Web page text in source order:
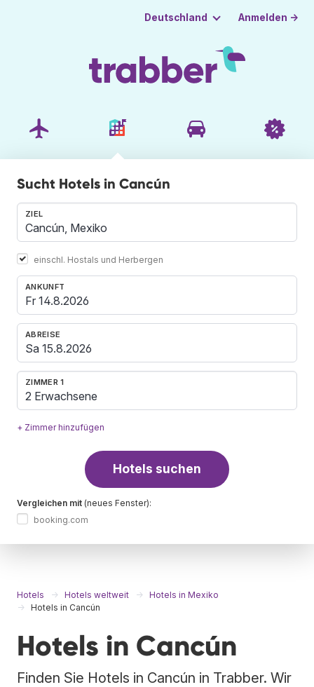
Deutschland Anmelden →
Sucht Hotels in Cancún
ZIEL
einschl. Hostals und Herbergen
ANKUNFT
ABREISE
ZIMMER 1
2 Erwachsene
+ Zimmer hinzufügen
Hotels suchen
Vergleichen mit (neues Fenster):
booking.com
Hotels Hotels weltweit
Hotels in Mexiko
Hotels in Cancún
Hotels in Cancún
Finden Sie Hotels in Cancún in Trabber. Wir